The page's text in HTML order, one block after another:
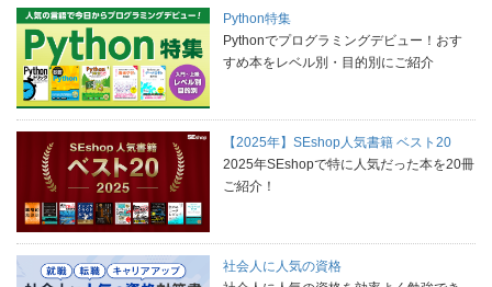
Python特集
Pythonでプログラミングデビュー！おす
すめ本をレベル別・目的別にご紹介
【2025年】SEshop人気書籍 ベスト20
2025年SEshopで特に人気だった本を20冊
ご紹介！
社会人に人気の資格